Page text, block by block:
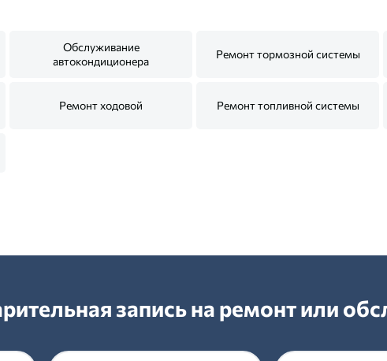
Обслуживание
автокондиционера
Ремонт тормозной системы
Ремонт ходовой Ремонт топливной системы
запись на ремонт или